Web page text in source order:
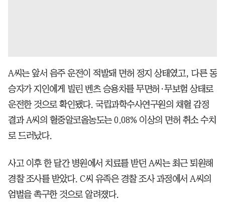
A씨는 앞서 음주 운전이 적발돼 면허 정지 상태였고, 다른 동
승자가 지인에게 빌린 벤츠 승용차를 무면허·무보험 상태로
운전한 것으로 확인됐다. 국립과학수사연구원의 채혈 감정
결과 A씨의 혈중알코올농도는 0.08% 이상의 면허 취소 수치
로 드러났다.
사고 이후 한 달간 병원에서 치료를 받던 A씨는 최근 퇴원해
경찰 조사를 받았다. C씨 유족은 경찰 조사 과정에서 A씨의
엄벌을 촉구한 것으로 알려졌다.